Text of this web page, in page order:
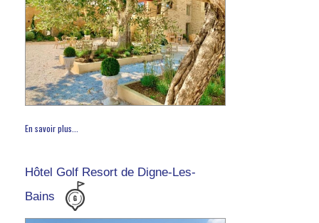
En savoir plus...
Hôtel Golf Resort de Digne-Les-
Bains